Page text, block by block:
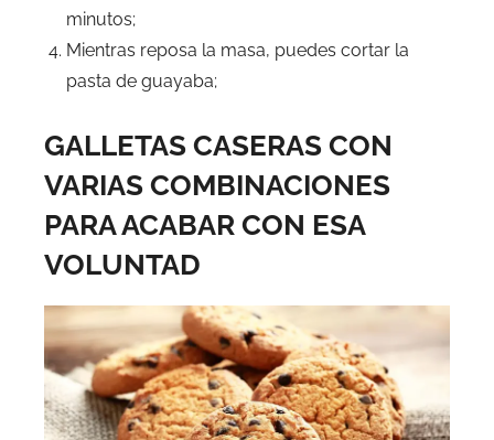
minutos;
Mientras reposa la masa, puedes cortar la
pasta de guayaba;
GALLETAS CASERAS CON
VARIAS COMBINACIONES
PARA ACABAR CON ESA
VOLUNTAD